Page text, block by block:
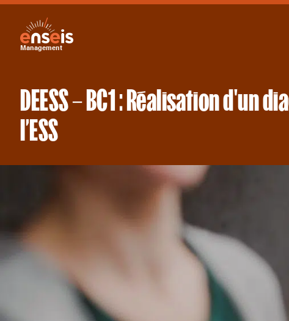
Management
DEESS – BC1 : Réalisation
l’ESS